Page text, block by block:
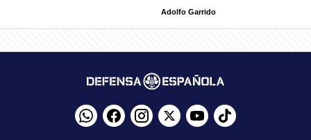
Adolfo Garrido